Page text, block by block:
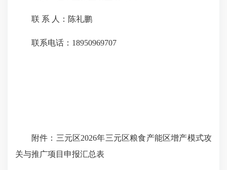
联 系 人：陈礼鹏
联系电话：18950969707
附件：三元区2026年三元区粮食产能区增产模式攻
关与推广项目申报汇总表